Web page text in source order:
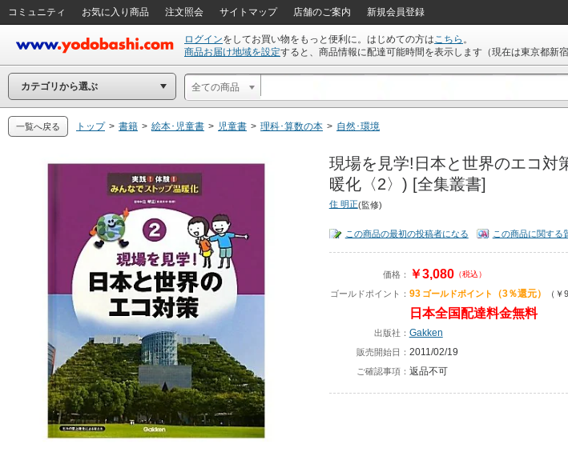
コミュニティ お気に入り商品 注文照会 サイトマップ 店舗のご案内 新規会員登録
ログインをしてお買い物をもっと便利に。はじめての方はこちら 。
商品お届け地域を設定すると、商品情報に配達可能時間を表示します（現在は東京都新
カテゴリから選ぶ 全ての商品
一覧へ戻る トップ > 書籍 > 絵本･児童書 > 児童書 > 理科･算数の本 > 自然･環境
現場を見学!日本と世界のエコ対
暖化〈2〉) [全集叢書]
住 明正(監修)
この商品の最初の投稿者になる この商品に関する
価格： ￥3,080（税込）
ゴールドポイント： 93 ゴールドポイント （3％還元） （￥
日本全国配達料金無料
出版社： Gakken
販売開始日： 2011/02/19
ご確認事項： 返品不可